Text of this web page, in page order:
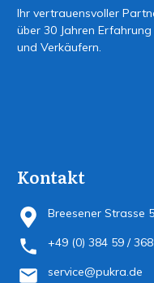
Ihr vertrauensvoller
über 30 Jahren
und Verkäufern.
Kontakt
Breesener Strasse
+49 (0) 384 59 /
service@pukra.de